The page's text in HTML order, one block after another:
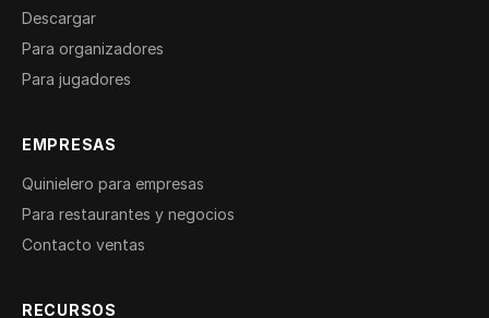
Descargar
Para organizadores
Para jugadores
EMPRESAS
Quinielero para empresas
Para restaurantes y negocios
Contacto ventas
RECURSOS